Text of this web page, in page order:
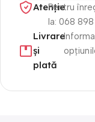
Atenție​
Pentru
la: 068 898
Livrare
și
plată